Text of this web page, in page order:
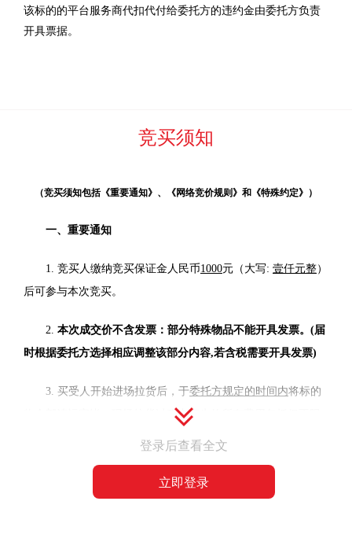
该标的的平台服务商代扣代付给委托方的违约金由委托方负责
开具票据。
竞买须知
（竞买须知包括《重要通知》、《网络竞价规则》和《特殊约定》）
一、重要通知
1. 竞买人缴纳竞买保证金人民币1000元（大写: 壹仟元整）
后可参与本次竞买。
2. 本次成交价不含发票：部分特殊物品不能开具发票。(届
时根据委托方选择相应调整该部分内容,若含税需要开具发票)
3. 买受人开始进场拉货后，于委托方规定的时间内将标的
物全部清运完毕。现场拉货过程中产生的所有费用包括但不限
于搬移、切割、拆卸、安装、处置、外运、协调等过程发生的
的物上附着的水泥或其他杂质，竞买人在装车过磅前全部自行
登录后查看全文
立即登录